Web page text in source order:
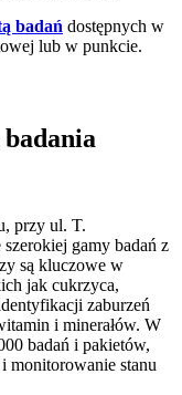
badań dostępnych w
lub w punkcie.
przy ul. T.
gamy badań z
są kluczowe w
jak cukrzyca,
zaburzeń
i minerałów. W
badań i pakietów,
monitorowanie stanu